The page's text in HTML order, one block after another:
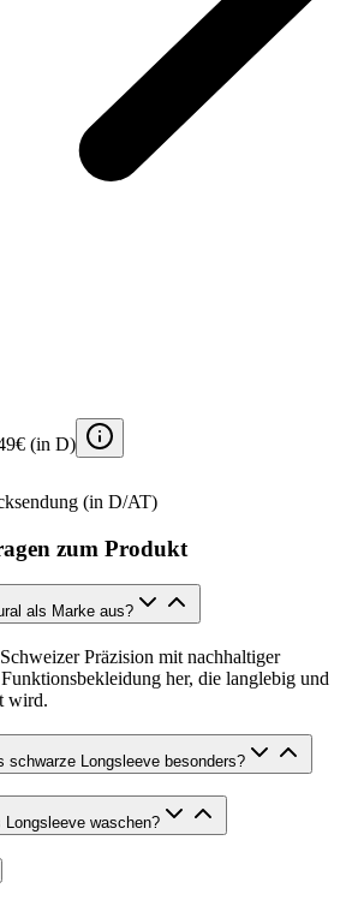
(in D)
(in D/AT)
zum Produkt
als Marke aus?
Präzision mit nachhaltiger
her, die langlebig und
wird.
schwarze Longsleeve besonders?
waschen?